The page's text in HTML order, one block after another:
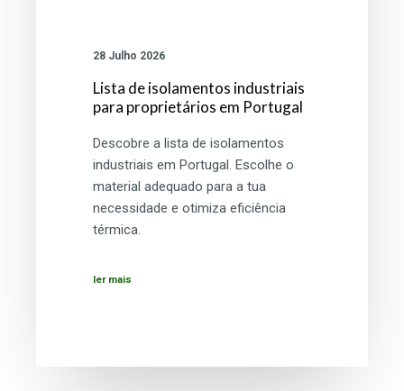
28 Julho 2026
Lista de isolamentos industriais
para proprietários em Portugal
Descobre a lista de isolamentos
industriais em Portugal. Escolhe o
material adequado para a tua
necessidade e otimiza eficiência
térmica.
ler mais